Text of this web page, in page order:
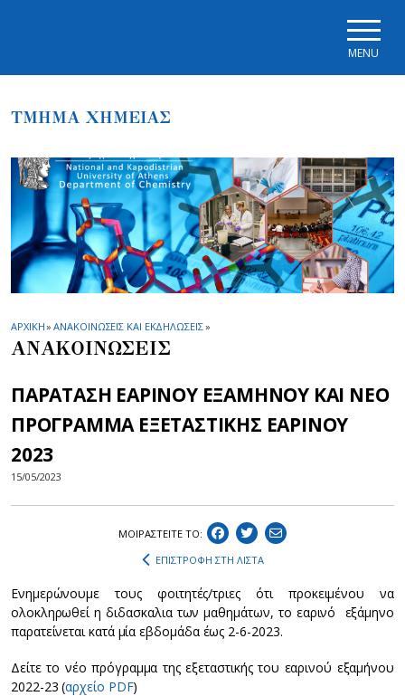
MENU
ΤΜΗΜΑ ΧΗΜΕΙΑΣ
ΑΡΧΙΚΗ» ΑΝΑΚΟΙΝΩΣΕΙΣ ΚΑΙ ΕΚΔΗΛΩΣΕΙΣ»
ΑΝΑΚΟΙΝΩΣΕΙΣ
ΠΑΡΑΤΑΣΗ ΕΑΡΙΝΟΥ ΕΞΑΜΗΝΟΥ ΚΑΙ ΝΕΟ
ΠΡΟΓΡΑΜΜΑ ΕΞΕΤΑΣΤΙΚΗΣ ΕΑΡΙΝΟΥ
2023
15/05/2023
ΜΟΙΡΑΣΤEIΤΕ ΤΟ:
ΕΠΙΣΤΡΟΦΗ ΣΤΗ ΛΙΣΤΑ
Ενημερώνουμε τους φοιτητές/τριες ότι προκειμένου να
ολοκληρωθεί η διδασκαλια των μαθημάτων, το εαρινό εξάμηνο
παρατείνεται κατά μία εβδομάδα έως 2-6-2023.
Δείτε το νέο πρόγραμμα της εξεταστικής του εαρινού εξαμήνου
2022-23 (αρχείο PDF)